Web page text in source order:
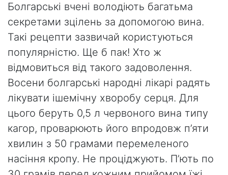
Болгарські вчені володіють багатьма
секретами зцілень за допомогою вина.
Такі рецепти зазвичай користуються
популярністю. Ще б пак! Хто ж
відмовиться від такого задоволення.
Восени болгарські народні лікарі радять
лікувати ішемічну хворобу серця. Для
цього беруть 0,5 л червоного вина типу
кагор, проварюють його впродовж п’яти
хвилин з 50 грамами перемеленого
насіння кропу. Не проціджують. П’ють по